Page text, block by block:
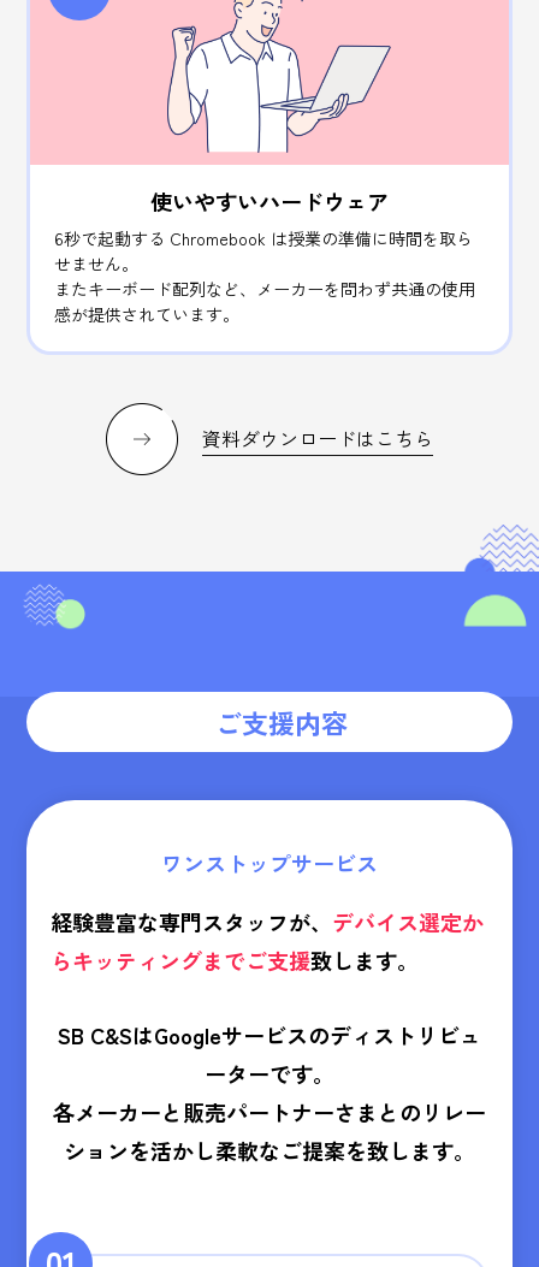
使いやすいハードウェア
6秒で起動する Chromebook は授業の準備に時間を取ら
せません。
またキーボード配列など、メーカーを問わず共通の使用
感が提供されています。
資料ダウンロードはこちら
ご支援内容
ワンストップサービス
経験豊富な専門スタッフが、 デバイス選定か
らキッティングまでご支援致します。
SB C&SはGoogleサービスのディストリビュ
ーターです。
各メーカーと販売パートナーさまとのリレー
ションを活かし柔軟なご提案を致します。